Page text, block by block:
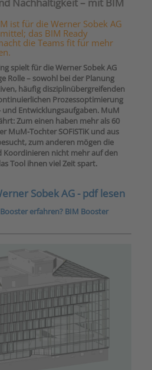
Nachhaltigkeit – mit BIM
ist für die Werner Sobek AG
das BIM Ready
die Teams fit für mehr
spielt für die Werner Sobek AG
Rolle – sowohl bei der Planung
häufig disziplinübergreifenden
Prozessoptimierung
Entwicklungsaufgaben. MuM
Zum einen haben mehr als 60
MuM-Tochter SOFiSTiK und aus
zum anderen mögen die
Koordinieren nicht mehr auf den
Tool ihnen viel Zeit spart.
Sobek AG - pdf lesen
erfahren? BIM Booster